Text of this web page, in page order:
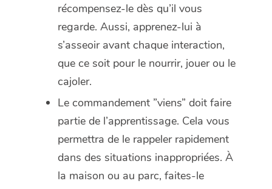
récompensez-le dès qu’il vous
regarde. Aussi, apprenez-lui à
s’asseoir avant chaque interaction,
que ce soit pour le nourrir, jouer ou le
cajoler.
Le commandement ”viens” doit faire
partie de l’apprentissage. Cela vous
permettra de le rappeler rapidement
dans des situations inappropriées. À
la maison ou au parc, faites-le